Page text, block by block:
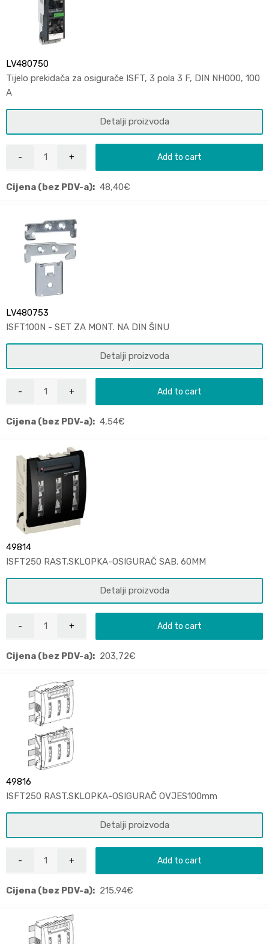
LV480750
Tijelo prekidača za osigurače ISFT, 3 pola 3 F, DIN NH000, 100
A
Detalji proizvoda
Add to cart
Cijena (bez PDV-a): 48,40€
LV480753
ISFT100N - SET ZA MONT. NA DIN ŠINU
Detalji proizvoda
Add to cart
Cijena (bez PDV-a): 4,54€
49814
ISFT250 RAST.SKLOPKA-OSIGURAČ SAB. 60MM
Detalji proizvoda
Add to cart
Cijena (bez PDV-a): 203,72€
49816
ISFT250 RAST.SKLOPKA-OSIGURAČ OVJES100mm
Detalji proizvoda
Add to cart
Cijena (bez PDV-a): 215,94€